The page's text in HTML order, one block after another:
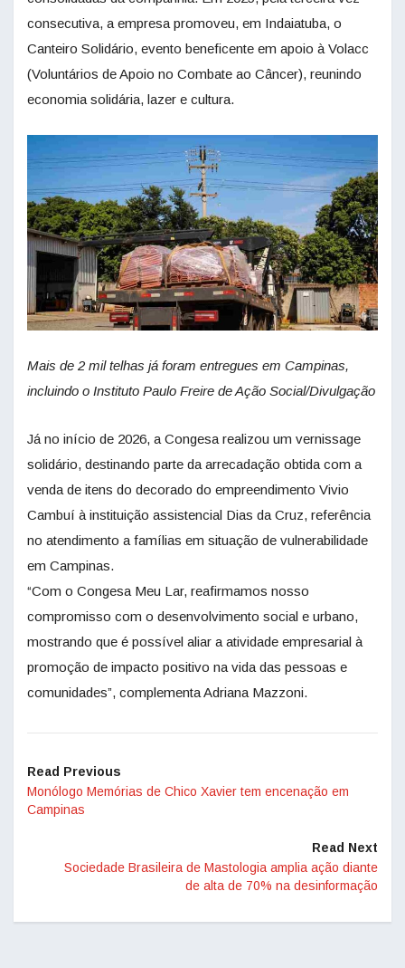
consecutiva, a empresa promoveu, em Indaiatuba, o
Canteiro Solidário, evento beneficente em apoio à Volacc
(Voluntários de Apoio no Combate ao Câncer), reunindo
economia solidária, lazer e cultura.
Mais de 2 mil telhas já foram entregues em Campinas,
incluindo o Instituto Paulo Freire de Ação Social/Divulgação
Já no início de 2026, a Congesa realizou um vernissage
solidário, destinando parte da arrecadação obtida com a
venda de itens do decorado do empreendimento Vivio
Cambuí à instituição assistencial Dias da Cruz, referência
no atendimento a famílias em situação de vulnerabilidade
em Campinas.
“Com o Congesa Meu Lar, reafirmamos nosso
compromisso com o desenvolvimento social e urbano,
mostrando que é possível aliar a atividade empresarial à
promoção de impacto positivo na vida das pessoas e
comunidades”, complementa Adriana Mazzoni.
Read Previous
Monólogo Memórias de Chico Xavier tem encenação em
Campinas
Read Next
Sociedade Brasileira de Mastologia amplia ação diante
de alta de 70% na desinformação